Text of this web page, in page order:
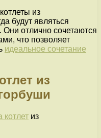
из
будут являться
отлично сочетаются
что позволяет
идеальное сочетание
из
котлет из